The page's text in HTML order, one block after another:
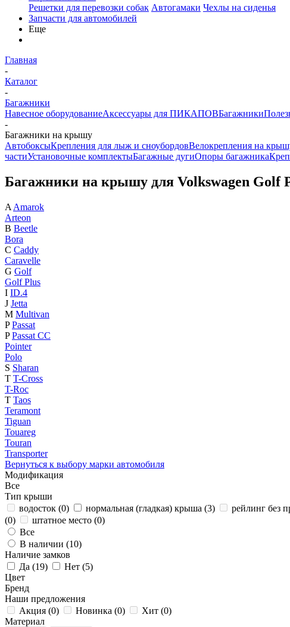
Решетки для перевозки собак Автогамаки Чехлы на сиденья
Запчасти для автомобилей
Еще
Главная
-
Каталог
-
Багажники
Навесное оборудованиеАксессуары для ПИКАПОВБагажники
-
Багажники на крышу
АвтобоксыКрепления для лыж и сноубордовВелокрепления на
частиУстановочные комплектыБагажные дугиОпоры багажника
Багажники на крышу для Volkswagen Golf
A Amarok
Arteon
B Beetle
Bora
C Caddy
Caravelle
G Golf
Golf Plus
I ID.4
J Jetta
M Multivan
P Passat
P Passat CC
Pointer
Polo
S Sharan
T T-Cross
T-Roc
T Taos
Teramont
Tiguan
Touareg
Touran
Transporter
Вернуться к выбору марки автомобиля
Модификация
Все
Тип крыши
водосток (0) нормальная (гладкая) крыша (3) рейлинг без
(0) штатное место (0)
Все
В наличии (10)
Наличие замков
Да (19) Нет (5)
Цвет
Бренд
Наши предложения
Акция (0) Новинка (0) Хит (0)
Материал